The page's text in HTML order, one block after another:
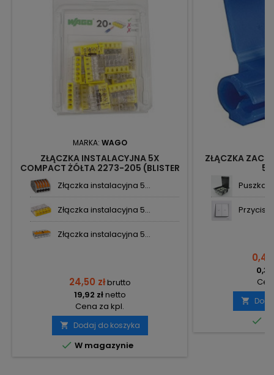
MARKA: WAGO
ZŁĄCZKA INSTALACYJNA 5X
COMPACT ŻÓŁTA 2273-205 (BLISTER
Złączka instalacyjna 5...
Złączka instalacyjna 5...
Złączka instalacyjna 5...
24,50 złbrutto
19,92 złnetto
Cena za kpl.
 Dodaj do koszyka
 W magazynie
ZŁĄCZKA
Puszka
Przycisk
0,44

